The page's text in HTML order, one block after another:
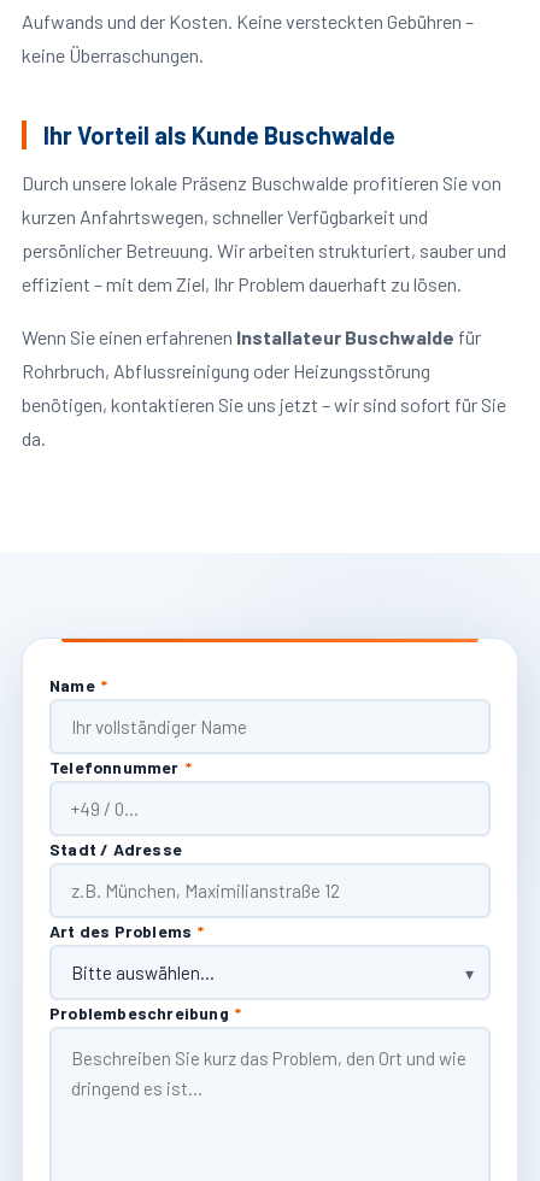
Aufwands und der Kosten. Keine versteckten Gebühren –
keine Überraschungen.
Ihr Vorteil als Kunde Buschwalde
Durch unsere lokale Präsenz Buschwalde profitieren Sie von
kurzen Anfahrtswegen, schneller Verfügbarkeit und
persönlicher Betreuung. Wir arbeiten strukturiert, sauber und
effizient – mit dem Ziel, Ihr Problem dauerhaft zu lösen.
Wenn Sie einen erfahrenen Installateur Buschwalde für
Rohrbruch, Abflussreinigung oder Heizungsstörung
benötigen, kontaktieren Sie uns jetzt – wir sind sofort für Sie
da.
Name *
Telefonnummer *
Stadt / Adresse
Art des Problems *
Problembeschreibung *